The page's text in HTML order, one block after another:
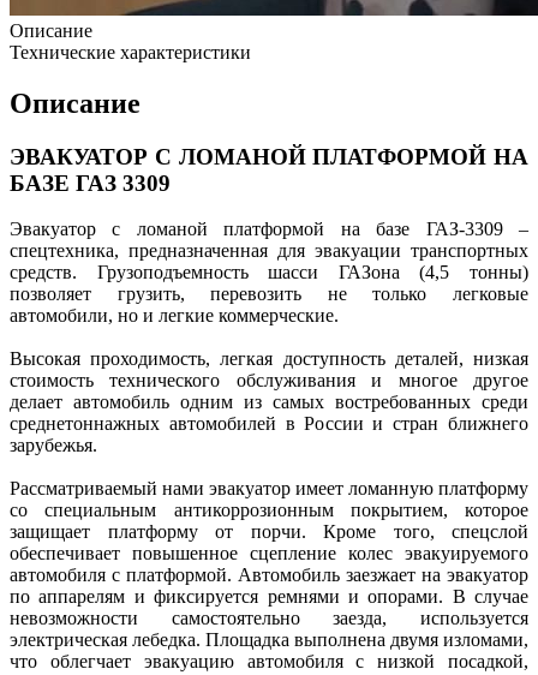
Описание
Технические характеристики
Описание
ЭВАКУАТОР С ЛОМАНОЙ ПЛАТФОРМОЙ НА
БАЗЕ ГАЗ 3309
Эвакуатор с ломаной платформой на базе ГАЗ-3309 –
спецтехника, предназначенная для эвакуации транспортных
средств. Грузоподъемность шасси ГАЗона (4,5 тонны)
позволяет грузить, перевозить не только легковые
автомобили, но и легкие коммерческие.
Высокая проходимость, легкая доступность деталей, низкая
стоимость технического обслуживания и многое другое
делает автомобиль одним из самых востребованных среди
среднетоннажных автомобилей в России и стран ближнего
зарубежья.
Рассматриваемый нами эвакуатор имеет ломанную платформу
со специальным антикоррозионным покрытием, которое
защищает платформу от порчи. Кроме того, спецслой
обеспечивает повышенное сцепление колес эвакуируемого
автомобиля с платформой. Автомобиль заезжает на эвакуатор
по аппарелям и фиксируется ремнями и опорами. В случае
невозможности самостоятельно заезда, используется
электрическая лебедка. Площадка выполнена двумя изломами,
что облегчает эвакуацию автомобиля с низкой посадкой,